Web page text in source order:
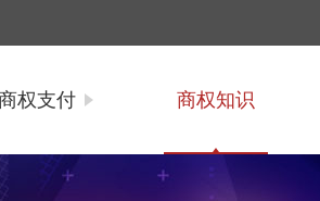
权支付 商权知识